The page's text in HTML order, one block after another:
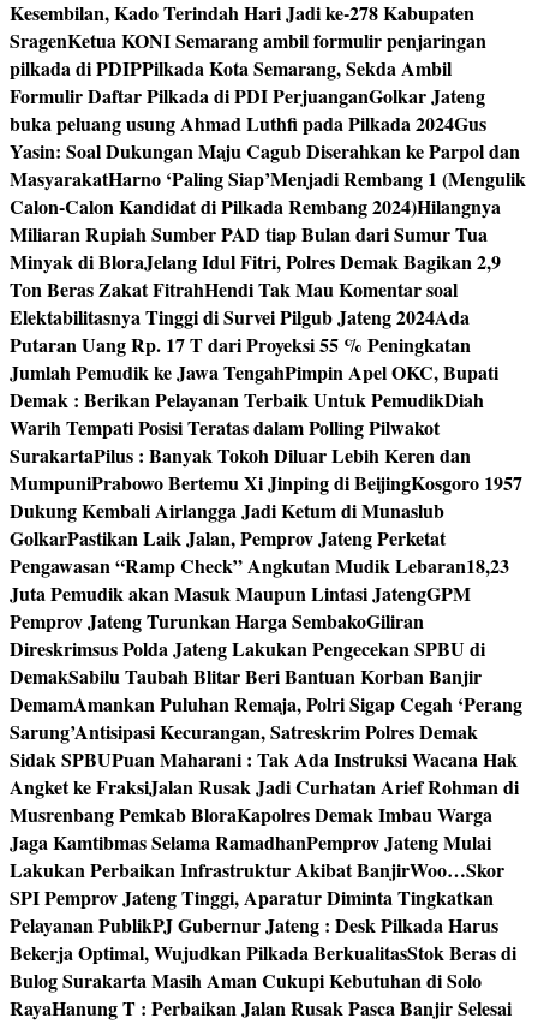
Kesembilan, Kado Terindah Hari Jadi ke-278 Kabupaten
SragenKetua KONI Semarang ambil formulir penjaringan
pilkada di PDIPPilkada Kota Semarang, Sekda Ambil
Formulir Daftar Pilkada di PDI PerjuanganGolkar Jateng
buka peluang usung Ahmad Luthfi pada Pilkada 2024Gus
Yasin: Soal Dukungan Maju Cagub Diserahkan ke Parpol dan
MasyarakatHarno ‘Paling Siap’Menjadi Rembang 1 (Mengulik
Calon-Calon Kandidat di Pilkada Rembang 2024)Hilangnya
Miliaran Rupiah Sumber PAD tiap Bulan dari Sumur Tua
Minyak di BloraJelang Idul Fitri, Polres Demak Bagikan 2,9
Ton Beras Zakat FitrahHendi Tak Mau Komentar soal
Elektabilitasnya Tinggi di Survei Pilgub Jateng 2024Ada
Putaran Uang Rp. 17 T dari Proyeksi 55 % Peningkatan
Jumlah Pemudik ke Jawa TengahPimpin Apel OKC, Bupati
Demak : Berikan Pelayanan Terbaik Untuk PemudikDiah
Warih Tempati Posisi Teratas dalam Polling Pilwakot
SurakartaPilus : Banyak Tokoh Diluar Lebih Keren dan
MumpuniPrabowo Bertemu Xi Jinping di BeijingKosgoro 1957
Dukung Kembali Airlangga Jadi Ketum di Munaslub
GolkarPastikan Laik Jalan, Pemprov Jateng Perketat
Pengawasan “Ramp Check” Angkutan Mudik Lebaran18,23
Juta Pemudik akan Masuk Maupun Lintasi JatengGPM
Pemprov Jateng Turunkan Harga SembakoGiliran
Direskrimsus Polda Jateng Lakukan Pengecekan SPBU di
DemakSabilu Taubah Blitar Beri Bantuan Korban Banjir
DemamAmankan Puluhan Remaja, Polri Sigap Cegah ‘Perang
Sarung’Antisipasi Kecurangan, Satreskrim Polres Demak
Sidak SPBUPuan Maharani : Tak Ada Instruksi Wacana Hak
Angket ke FraksiJalan Rusak Jadi Curhatan Arief Rohman di
Musrenbang Pemkab BloraKapolres Demak Imbau Warga
Jaga Kamtibmas Selama RamadhanPemprov Jateng Mulai
Lakukan Perbaikan Infrastruktur Akibat BanjirWoo…Skor
SPI Pemprov Jateng Tinggi, Aparatur Diminta Tingkatkan
Pelayanan PublikPJ Gubernur Jateng : Desk Pilkada Harus
Bekerja Optimal, Wujudkan Pilkada BerkualitasStok Beras di
Bulog Surakarta Masih Aman Cukupi Kebutuhan di Solo
RayaHanung T : Perbaikan Jalan Rusak Pasca Banjir Selesai